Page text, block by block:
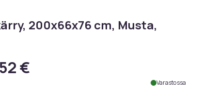
200x66x76 cm, Musta,
€
Varastossa